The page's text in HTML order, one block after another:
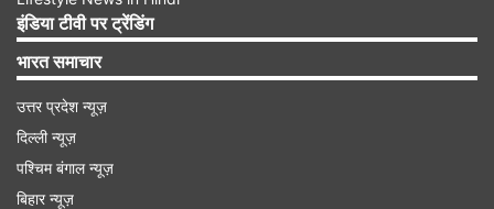
किरदार ने उन्हें रातों-रात एक बड़ी पहचान दिला दी थी।
हालांकि इतनी बड़ी सफलता और लोकप्रियता मिलने के
बावजूद वह ज्यादा समय तक अभिनय जगत में सक्रिय नहीं
रहीं और साल 1997 में उन्होंने हमेशा के लिए एक्टिंग की
दुनिया को अलविदा कह दिया।
इंडिया टीवी पर ट्रेंडिंग
भारत समाचार
उत्तर प्रदेश न्यूज़
दिल्ली न्यूज़
पश्चिम बंगाल न्यूज़
बिहार न्यूज़